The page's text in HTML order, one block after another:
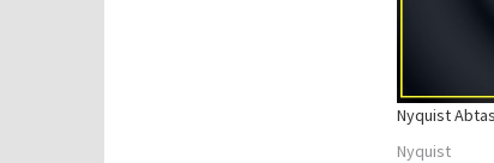
Nyquist
Nyquist